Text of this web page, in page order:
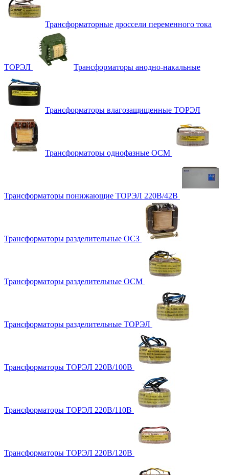
Трансформаторные дроссели переменного тока
ТОРЭЛ Трансформаторы анодно-накальные
Трансформаторы влагозащищенные ТОРЭЛ
Трансформаторы однофазные ОСМ
Трансформаторы понижающие ТОРЭЛ 220В/42В
Трансформаторы разделительные ОСЗ
Трансформаторы разделительные ОСМ
Трансформаторы разделительные ТОРЭЛ
Трансформаторы ТОРЭЛ 220В/100В
Трансформаторы ТОРЭЛ 220В/110В
Трансформаторы ТОРЭЛ 220В/120В